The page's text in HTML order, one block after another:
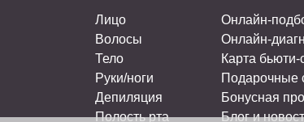
Лицо
Волосы
Тело
Руки/ноги
Депиляция
Полость рта
Онлайн-
Онлайн-
Карта бьюти-
Подарочные
Бонусная
Блог и